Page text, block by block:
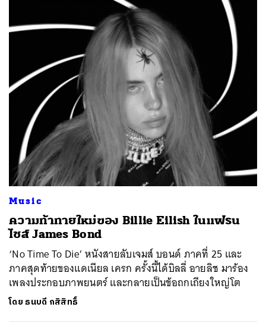
Music
ความท้าทายใหม่ของ Billie Eilish ในแฟรน
ไชส์ James Bond
‘No Time To Die’ หนังสายลับเจมส์ บอนด์ ภาคที่ 25 และ
ภาคสุดท้ายของแดเนียล เครก ครั้งนี้ได้บิลลี่ อายลิช มาร้อง
เพลงประกอบภาพยนตร์ และกลายเป็นข้อถกเถียงใหญ่โต
โดย ธนบดี กสิสิทธิ์